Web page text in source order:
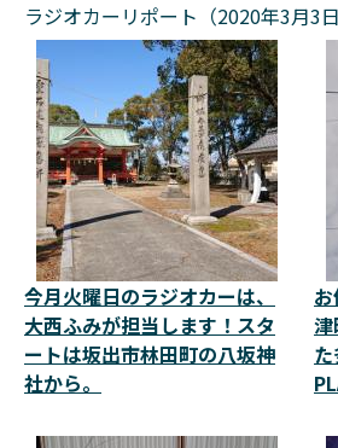
ラジオカーリポート（2020年3月3日
今月火曜日のラジオカーは、
大西ふみが担当します！スタ
ートは坂出市林田町の八坂神
社から。